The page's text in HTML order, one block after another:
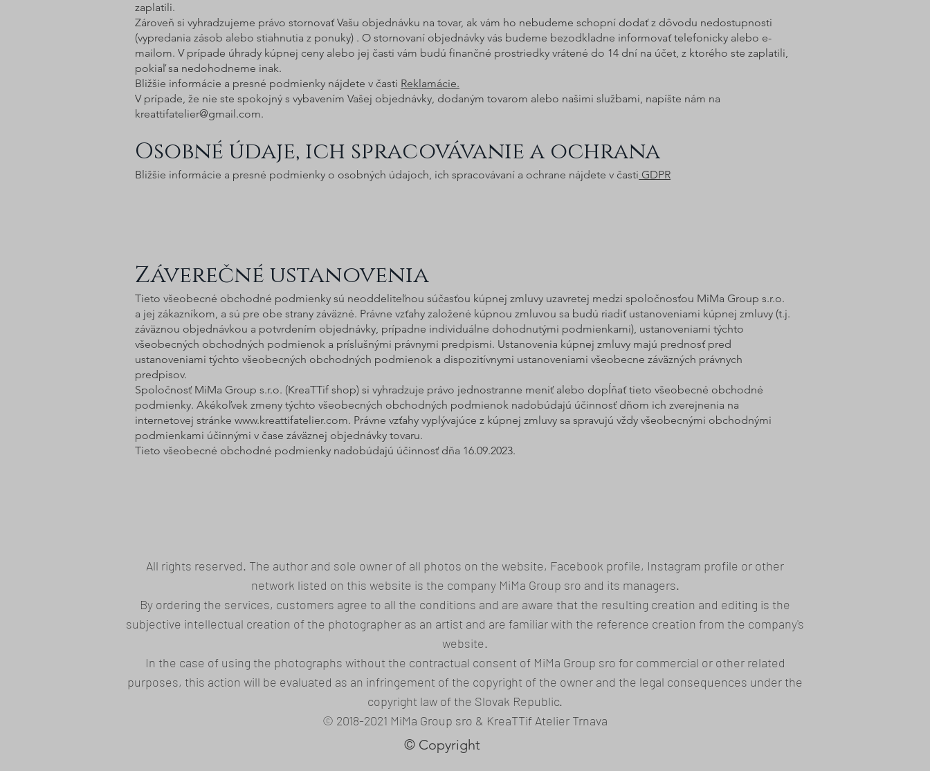
zaplatili.
Zároveň si vyhradzujeme právo stornovať Vašu objednávku na tovar, ak vám ho nebudeme schopní dodať z dôvodu nedostupnosti
(vypredania zásob alebo stiahnutia z ponuky) . O stornovaní objednávky vás budeme bezodkladne informovať telefonicky alebo e-
mailom. V prípade úhrady kúpnej ceny alebo jej časti vám budú finančné prostriedky vrátené do 14 dní na účet, z ktorého ste zaplatili,
pokiaľ sa nedohodneme inak.
Bližšie informácie a presné podmienky nájdete v časti Reklamácie.
V prípade, že nie ste spokojný s vybavením Vašej objednávky, dodaným tovarom alebo našimi službami, napíšte nám na
kreattifatelier@gmail.com.
Osobné údaje, ich spracovávanie a ochrana
Bližšie informácie a presné podmienky o osobných údajoch, ich spracovávaní a ochrane nájdete v časti GDPR
Záverečné ustanovenia
Tieto všeobecné obchodné podmienky sú neoddeliteľnou súčasťou kúpnej zmluvy uzavretej medzi spoločnosťou MiMa Group s.r.o.
a jej zákazníkom, a sú pre obe strany záväzné. Právne vzťahy založené kúpnou zmluvou sa budú riadiť ustanoveniami kúpnej zmluvy (t.j.
záväznou objednávkou a potvrdením objednávky, prípadne individuálne dohodnutými podmienkami), ustanoveniami týchto
všeobecných obchodných podmienok a príslušnými právnymi predpismi. Ustanovenia kúpnej zmluvy majú prednosť pred
ustanoveniami týchto všeobecných obchodných podmienok a dispozitívnymi ustanoveniami všeobecne záväzných právnych
predpisov.
Spoločnosť MiMa Group s.r.o. (KreaTTif shop) si vyhradzuje právo jednostranne meniť alebo dopĺňať tieto všeobecné obchodné
podmienky. Akékoľvek zmeny týchto všeobecných obchodných podmienok nadobúdajú účinnosť dňom ich zverejnenia na
internetovej stránke www.kreattifatelier.com. Právne vzťahy vyplývajúce z kúpnej zmluvy sa spravujú vždy všeobecnými obchodnými
podmienkami účinnými v čase záväznej objednávky tovaru.
Tieto všeobecné obchodné podmienky nadobúdajú účinnosť dňa 16.09.2023.
All rights reserved. The author and sole owner of all photos on the website, Facebook profile, Instagram profile or other
network listed on this website is the company MiMa Group sro and its managers.
By ordering the services, customers agree to all the conditions and are aware that the resulting creation and editing is the
subjective intellectual creation of the photographer as an artist and are familiar with the reference creation from the company's
website.
In the case of using the photographs without the contractual consent of MiMa Group sro for commercial or other related
purposes, this action will be evaluated as an infringement of the copyright of the owner and the legal consequences under the
copyright law of the Slovak Republic.
© 2018-2021 MiMa Group sro & KreaTTif Atelier Trnava
© Copyright